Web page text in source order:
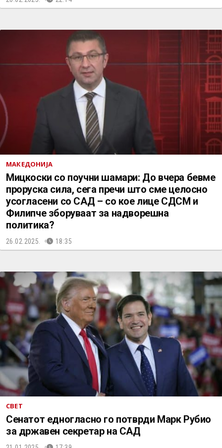
МАКЕДОНИЈА
Мицкоски со поучни шамари: До вчера бевме
проруска сила, сега пречи што сме целосно
усогласени со САД – со кое лице СДСМ и
Филипче зборуваат за надворешна
политика?
26.02.2025. 18:35
СВЕТ
Сенатот едногласно го потврди Марк Рубио
за државен секретар на САД